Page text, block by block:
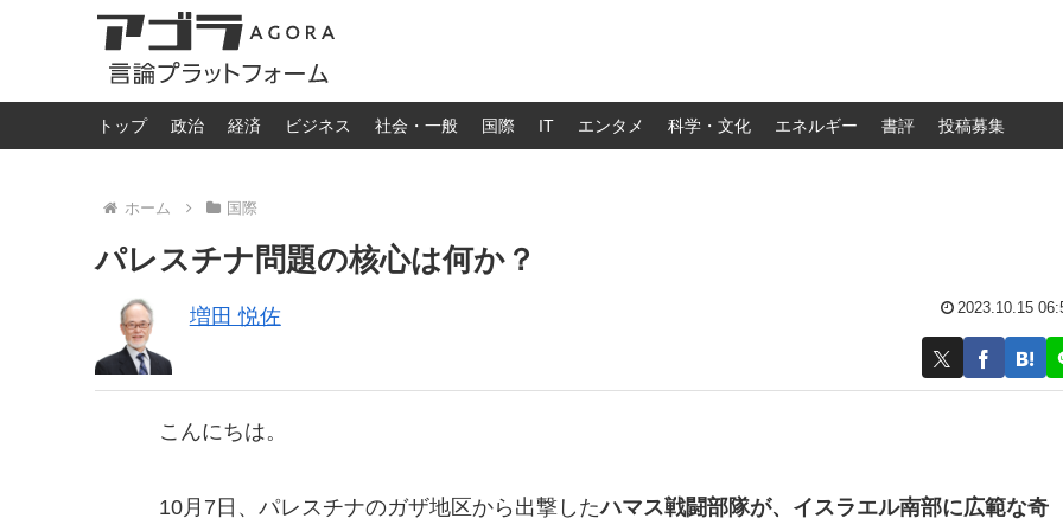
トップ 政治 経済 ビジネス 社会・一般 国際 IT エンタメ 科学・文化 エネルギー 書評 投稿募集
ホーム 国際
パレスチナ問題の核心は何か？
増田 悦佐 2023.10.15
こんにちは。
10月7日、パレスチナのガザ地区から出撃したハマス戦闘部隊が、イスラエル南部に広範な奇